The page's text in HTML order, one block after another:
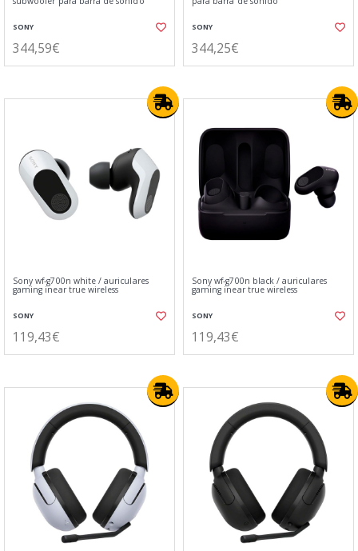
SONY
344,59€
SONY
344,25€
Sony wf-g700n white / auriculares
gaming inear true wireless
SONY
119,43€
Sony wf-g700n black / auriculares
gaming inear true wireless
SONY
119,43€